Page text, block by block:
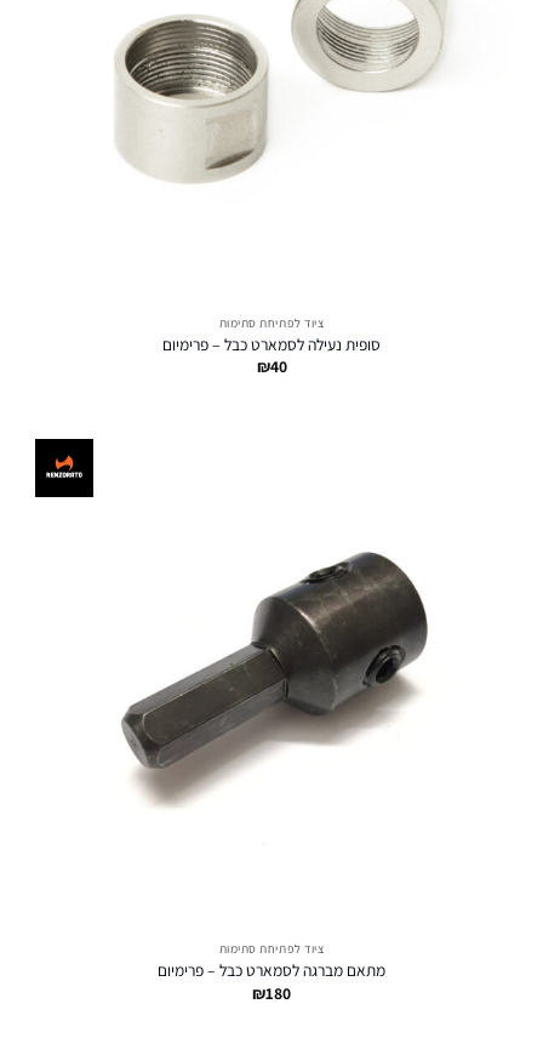
ציוד לפתיחת סתימות
סופית נעילה לסמארט כבל – פרימיום
₪40
ציוד לפתיחת סתימות
מתאם מברגה לסמארט כבל – פרימיום
₪180